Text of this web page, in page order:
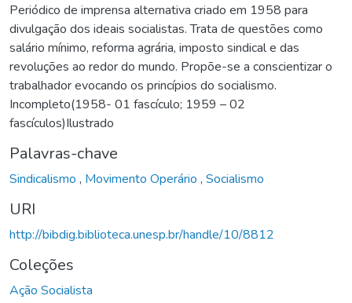
Periódico de imprensa alternativa criado em 1958 para
divulgação dos ideais socialistas. Trata de questões como
salário mínimo, reforma agrária, imposto sindical e das
revoluções ao redor do mundo. Propõe-se a conscientizar o
trabalhador evocando os princípios do socialismo.
Incompleto(1958- 01 fascículo; 1959 – 02
fascículos)Ilustrado
Palavras-chave
Sindicalismo , Movimento Operário , Socialismo
URI
http://bibdig.biblioteca.unesp.br/handle/10/8812
Coleções
Ação Socialista